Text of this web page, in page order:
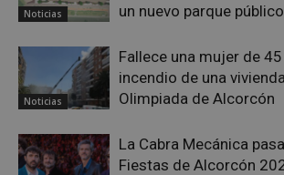
Noticias
un nuevo parque público
Noticias
Fallece una mujer de
incendio de una
Olimpiada de Alcorcón
La Cabra Mecánica
Fiestas de Alcorcón
Privacy Policy